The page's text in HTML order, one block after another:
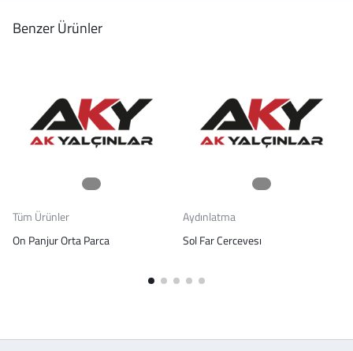
Benzer Ürünler
Tüm Ürünler
On Panjur Orta Parca
Aydınlatma
Sol Far Cercevesı